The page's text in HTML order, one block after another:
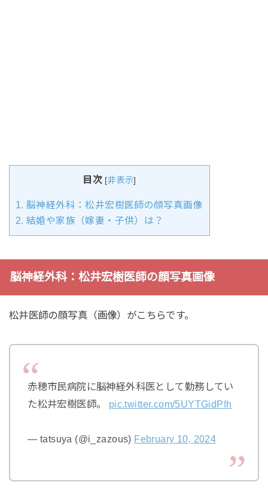
目次 [非表示]
1. 脳神経外科：松井宏樹医師の顔写真画像
2. 結婚や家族（嫁妻・子供）は？
脳神経外科：松井宏樹医師の顔写真画像
松井医師の顔写真（画像）がこちらです。
赤穂市民病院に脳神経外科医として勤務してい
た松井宏樹医師。 pic.twitter.com/5UYTGidPIh
— tatsuya (@i_zazous) February 10, 2024